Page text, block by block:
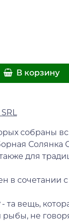
В корзину
собраны
Солянка
для
в сочетании
- та вещь,
не